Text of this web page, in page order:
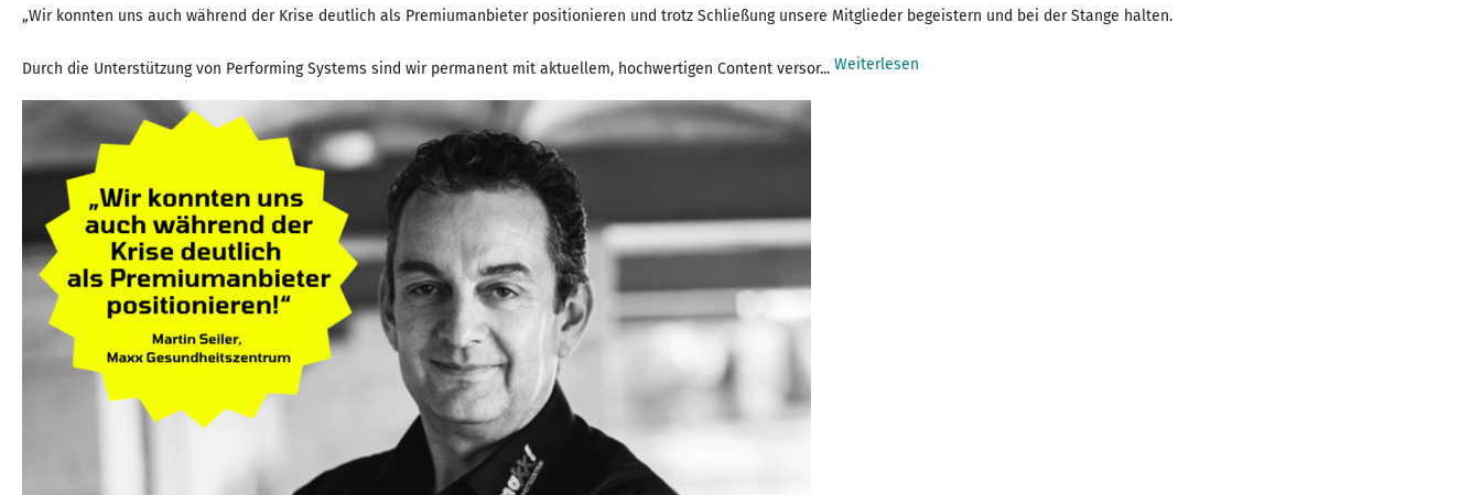
„Wir konnten uns auch während der Krise deutlich als Premiumanbieter positionieren und trotz Schließung unsere Mitglieder begeistern und bei der Stange halten.
Durch die Unterstützung von Performing Systems sind wir permanent mit aktuellem, hochwertigen Content versor... Weiterlesen